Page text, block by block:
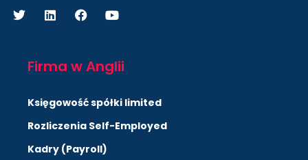
Firma w Anglii
Księgowość spółki limited
Rozliczenia Self-Employed
Kadry (Payroll)